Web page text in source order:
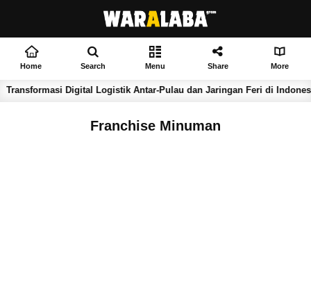
Home Search Menu Share More
Digital Logistik Antar-Pulau dan Jaringan Feri di Indonesia
Franchise Minuman